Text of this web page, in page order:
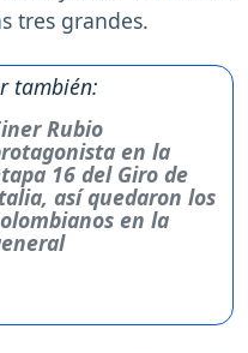
tres grandes.
también:
Rubio
en la
16 del Giro de
así quedaron los
en la